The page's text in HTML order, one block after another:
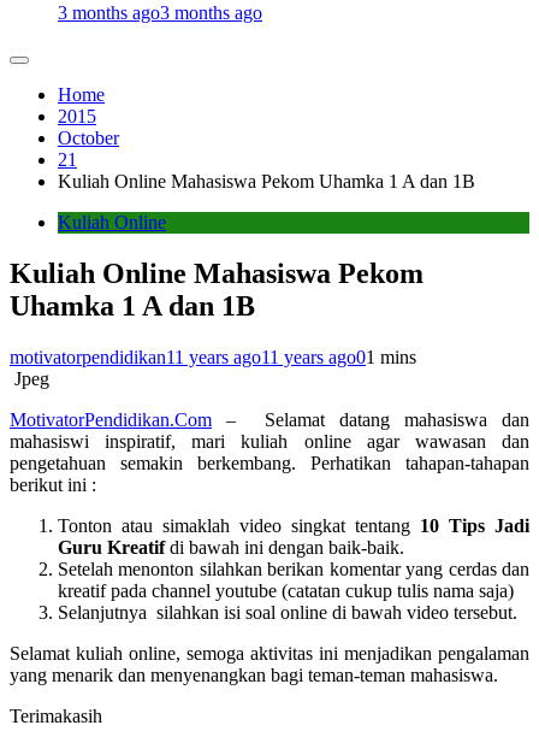
3 months ago3 months ago
Home
2015
October
21
Kuliah Online Mahasiswa Pekom Uhamka 1 A dan 1B
Kuliah Online
Kuliah Online Mahasiswa Pekom
Uhamka 1 A dan 1B
motivatorpendidikan11 years ago11 years ago01 mins
Jpeg
MotivatorPendidikan.Com – Selamat datang mahasiswa dan
mahasiswi inspiratif, mari kuliah online agar wawasan dan
pengetahuan semakin berkembang. Perhatikan tahapan-tahapan
berikut ini :
Tonton atau simaklah video singkat tentang 10 Tips Jadi
Guru Kreatifdi bawah ini dengan baik-baik.
Setelah menonton silahkan berikan komentar yang cerdas dan
kreatif pada channel youtube (catatan cukup tulis nama saja)
Selanjutnya silahkan isi soal online di bawah video tersebut.
Selamat kuliah online, semoga aktivitas ini menjadikan pengalaman
yang menarik dan menyenangkan bagi teman-teman mahasiswa.
Terimakasih